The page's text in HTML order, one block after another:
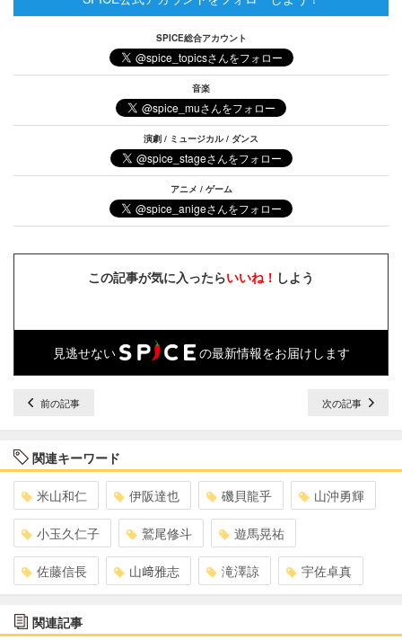
SPICE総合アカウント
音楽
演劇 / ミュージカル / ダンス
アニメ / ゲーム
この記事が気に入ったらいいね！ しよう
見逃せない の最新情報をお届けします
前の記事 次の記事
関連キーワード
米山和仁 伊阪達也 磯貝龍乎 山沖勇輝
小玉久仁子 鷲尾修斗 遊馬晃祐
佐藤信長 山﨑雅志 滝澤諒 宇佐卓真
関連記事